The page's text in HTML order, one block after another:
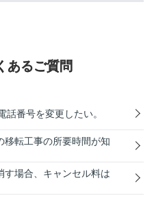
あるご質問
話番号を変更したい。
移転工事の所要時間が知
す場合、キャンセル料は